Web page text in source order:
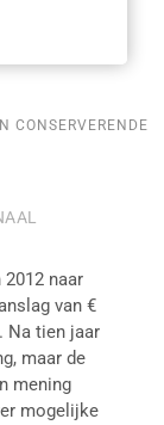
CONSERVERENDE
naar
van €
Na tien jaar
maar de
mening
mogelijke